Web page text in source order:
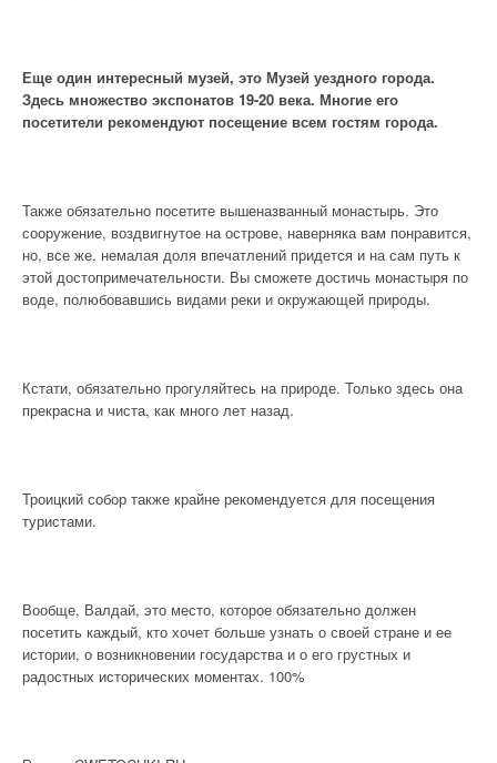
Еще один интересный музей, это Музей уездного города.
Здесь множество экспонатов 19-20 века. Многие его
посетители рекомендуют посещение всем гостям города.
Также обязательно посетите вышеназванный монастырь. Это
сооружение, воздвигнутое на острове, наверняка вам понравится,
но, все же, немалая доля впечатлений придется и на сам путь к
этой достопримечательности. Вы сможете достичь монастыря по
воде, полюбовавшись видами реки и окружающей природы.
Кстати, обязательно прогуляйтесь на природе. Только здесь она
прекрасна и чиста, как много лет назад.
Троицкий собор также крайне рекомендуется для посещения
туристами.
Вообще, Валдай, это место, которое обязательно должен
посетить каждый, кто хочет больше узнать о своей стране и ее
истории, о возникновении государства и о его грустных и
радостных исторических моментах. 100%